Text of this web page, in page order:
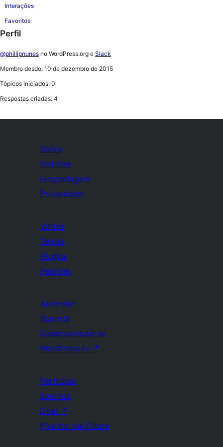
Interações
Favoritos
Perfil
@phillipnunes no WordPress.org e Slack
Membro desde: 10 de dezembro de 2015
Tópicos iniciados: 0
Respostas criadas: 4
Sobre
Notícias
Hospedagem
Privacidade
Vitrine
Temas
Plugins
Padrões
Aprender
Suporte
Desenvolvedores
WordPress.tv ↗
Participar
Eventos
Doar ↗
Five for the Future